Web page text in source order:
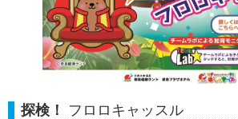
探検！ フロロキャッスル